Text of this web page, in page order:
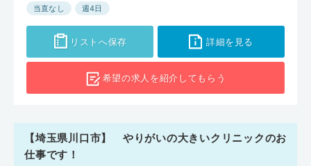
当直なし 週4日
リストへ保存 詳細を見る
希望の求人を紹介してもらう
【埼玉県川口市】 やりがいの大きいクリニックのお
仕事です！